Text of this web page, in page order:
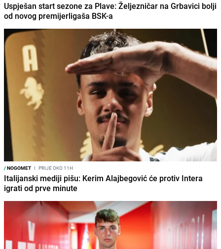
Uspješan start sezone za Plave: Željezničar na Grbavici bolji
od novog premijerligaša BSK-a
/NOGOMET I PRIJE OKO 11H
Italijanski mediji pišu: Kerim Alajbegović će protiv Intera
igrati od prve minute